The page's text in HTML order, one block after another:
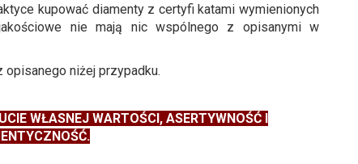
kupować diamenty z certyfi katami wymienionych
nie mają nic wspólnego z opisanymi w
opisanego niżej przypadku.
WŁASNEJ WARTOŚCI, ASERTYWNOŚĆ I